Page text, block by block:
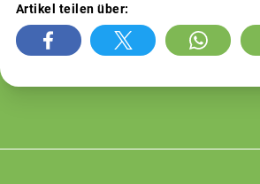
Artikel teilen über: